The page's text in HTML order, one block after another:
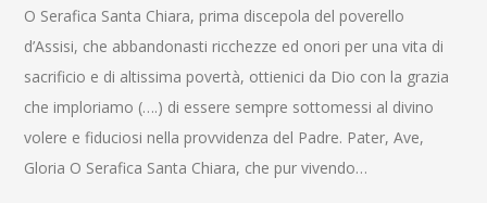
O Serafica Santa Chiara, prima discepola del poverello
d’Assisi, che abbandonasti ricchezze ed onori per una vita di
sacrificio e di altissima povertà, ottienici da Dio con la grazia
che imploriamo (….) di essere sempre sottomessi al divino
volere e fiduciosi nella provvidenza del Padre. Pater, Ave,
Gloria O Serafica Santa Chiara, che pur vivendo…